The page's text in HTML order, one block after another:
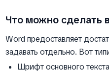
Что можно сделать
Word предоставляет
задавать отдельно. Вот
Шрифт основного